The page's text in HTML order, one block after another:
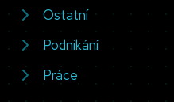
Ostatní
Podnikání
Práce